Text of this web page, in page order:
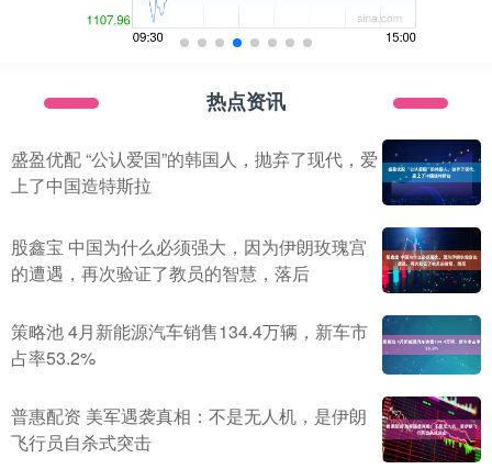
热点资讯
盛盈优配 “公认爱国”的韩国人，抛弃了现代，爱
上了中国造特斯拉
股鑫宝 中国为什么必须强大，因为伊朗玫瑰宫
的遭遇，再次验证了教员的智慧，落后
策略池 4月新能源汽车销售134.4万辆，新车市
占率53.2%
普惠配资 美军遇袭真相：不是无人机，是伊朗
飞行员自杀式突击